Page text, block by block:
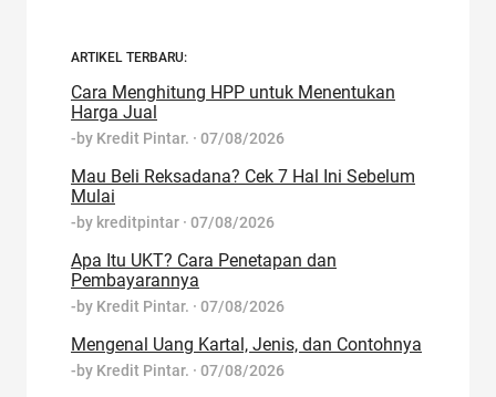
ARTIKEL TERBARU:
Cara Menghitung HPP untuk Menentukan
Harga Jual
-by Kredit Pintar. · 07/08/2026
Mau Beli Reksadana? Cek 7 Hal Ini Sebelum
Mulai
-by kreditpintar · 07/08/2026
Apa Itu UKT? Cara Penetapan dan
Pembayarannya
-by Kredit Pintar. · 07/08/2026
Mengenal Uang Kartal, Jenis, dan Contohnya
-by Kredit Pintar. · 07/08/2026